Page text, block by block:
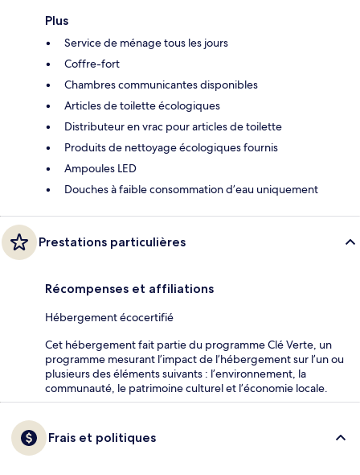
Plus
Service de ménage tous les jours
Coffre-fort
Chambres communicantes disponibles
Articles de toilette écologiques
Distributeur en vrac pour articles de toilette
Produits de nettoyage écologiques fournis
Ampoules LED
Douches à faible consommation d’eau uniquement
Prestations particulières
Récompenses et affiliations
Hébergement écocertifié
Cet hébergement fait partie du programme Clé Verte, un
programme mesurant l’impact de l’hébergement sur l’un ou
plusieurs des éléments suivants : l’environnement, la
communauté, le patrimoine culturel et l’économie locale.
Frais et politiques